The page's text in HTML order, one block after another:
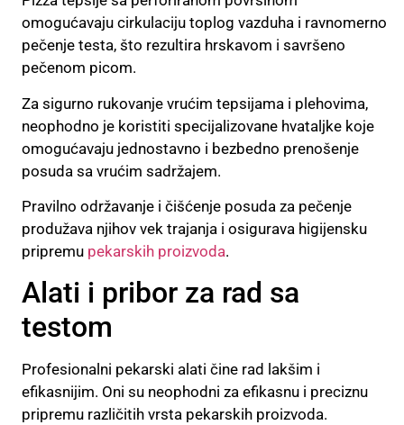
omogućavaju cirkulaciju toplog vazduha i ravnomerno
pečenje testa, što rezultira hrskavom i savršeno
pečenom picom.
Za sigurno rukovanje vrućim tepsijama i plehovima,
neophodno je koristiti specijalizovane hvataljke koje
omogućavaju jednostavno i bezbedno prenošenje
posuda sa vrućim sadržajem.
Pravilno održavanje i čišćenje posuda za pečenje
produžava njihov vek trajanja i osigurava higijensku
pripremu pekarskih proizvoda.
Alati i pribor za rad sa
testom
Profesionalni pekarski alati čine rad lakšim i
efikasnijim. Oni su neophodni za efikasnu i preciznu
pripremu različitih vrsta pekarskih proizvoda.